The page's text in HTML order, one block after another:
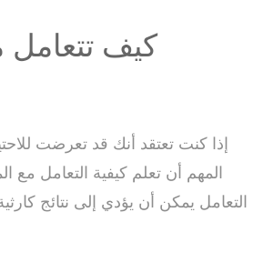
كيف تتعامل
إذا كنت تعتقد أنك قد تعرضت
المهم أن تعلم كيفية التعامل مع
التعامل يمكن أن يؤدي إلى نتائج